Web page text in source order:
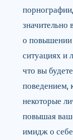
о повышении
ситуациях и
что вы
поведением,
некоторые
повышая
имидж о